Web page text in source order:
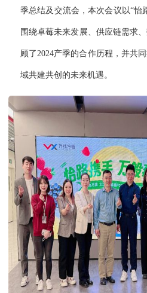
季总结及交流会，本次会议以“怡
围绕卓莓未来发展、供应链需求
顾了2024产季的合作历程，并共
域共建共创的未来机遇。